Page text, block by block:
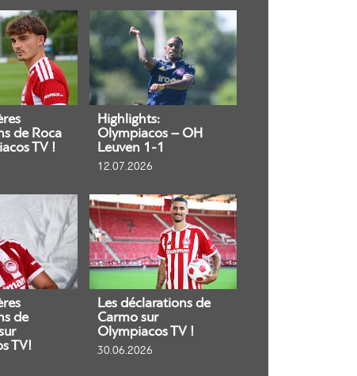
de Roca
TV !
Highlights:
Olympiacos – OH
Leuven 1-1
12.07.2026
de
TV!
Les déclarations de
Carmo sur
Olympiacos TV !
30.06.2026